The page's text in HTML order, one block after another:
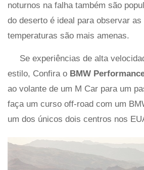
noturnos na falha também são
do deserto é ideal para observar
temperaturas são mais amenas.
Se experiências de alta
estilo, Confira o BMW
ao volante de um M Car para um
faça um curso off-road com um
um dos únicos dois centros nos